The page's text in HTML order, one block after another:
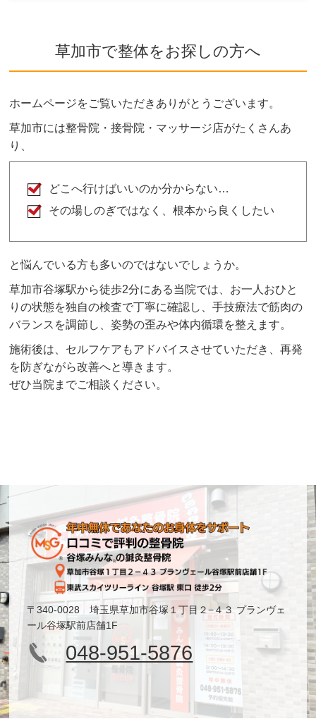
ご希望や症状によりボキボキする矯正もあります
が、痛みを感じないよう熟練した施術家が対応し
ボキボキが苦手な方はお気軽にご相談ください。
草加市で整体をお探しの方へ
ホームページをご覧いただきありがとうございます。
草加市には整骨院・接骨院・マッサージ店がたくさんあ
り、
どこへ行けばいいのか分からない…
その場しのぎではなく、根本から良くしたい
と悩んでいる方も多いのではないでしょうか。
草加市谷塚駅から徒歩2分にある当院では、お一人おひと
りの状態を独自の検査で丁寧に確認し、手技療法で筋肉の
バランスを調節し、姿勢の歪みや体内循環を整えます。
施術後は、セルフケアもアドバイスさせていただき、再発
を防ぎながら改善へと導きます。
ぜひ当院までご相談ください。
〒340-0028 埼玉県草加市谷塚１丁目２−４３ プランヴェ
ール谷塚駅前店舗1F
048-951-5876